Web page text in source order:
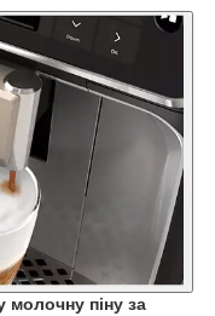
молочну піну за